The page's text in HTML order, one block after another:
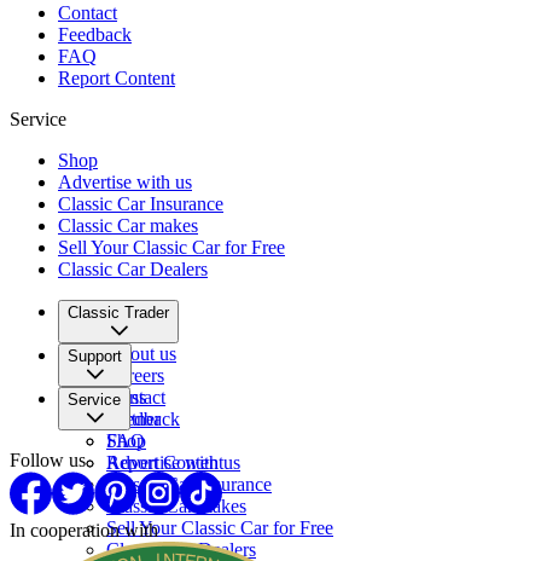
Contact
Feedback
FAQ
Report Content
Service
Shop
Advertise with us
Classic Car Insurance
Classic Car makes
Sell Your Classic Car for Free
Classic Car Dealers
Classic Trader
About us
Careers
Press
Partner
Support
Contact
Feedback
FAQ
Report Content
Service
Shop
Advertise with us
Classic Car Insurance
Classic Car makes
Sell Your Classic Car for Free
Classic Car Dealers
Follow us
In cooperation with